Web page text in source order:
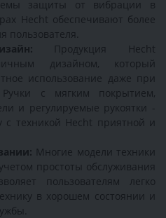
защиты от вибрации в
Hecht обеспечивают более
пользователя.
Продукция Hecht
дизайном, который
использование даже при
Ручки с мягким покрытием,
и регулируемые рукоятки -
с техникой Hecht приятной и
Многие модели техники
простоты обслуживания
пользователям легко
в хорошем состоянии и